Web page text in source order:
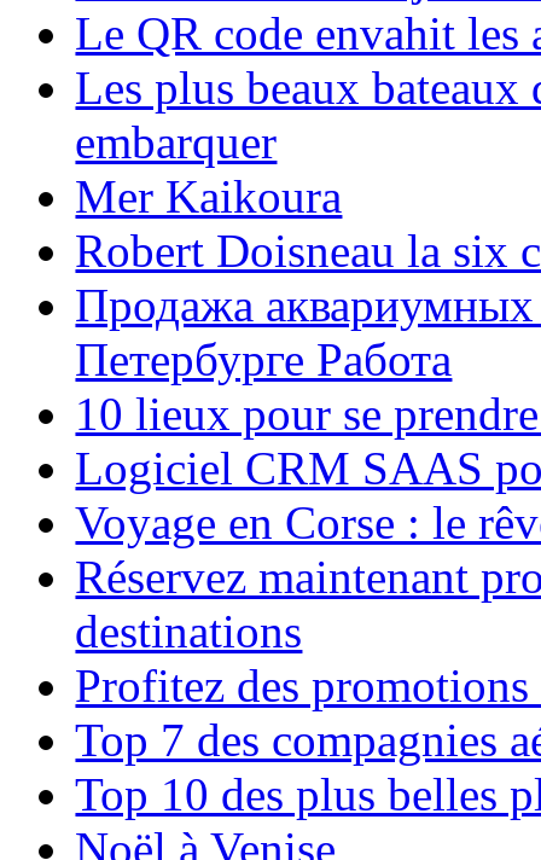
Le QR code envahit les
Les plus beaux bateaux
embarquer
Mer Kaikoura
Robert Doisneau la six
Продажа аквариумных
Петербурге Работа
10 lieux pour se
Logiciel CRM SAAS
Voyage en Corse : le
Réservez maintenant
destinations
Profitez des
Top 7 des compagnies
Top 10 des plus belles
Noël à Venise